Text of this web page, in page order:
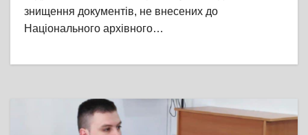
знищення документів, не внесених до
Національного архівного…